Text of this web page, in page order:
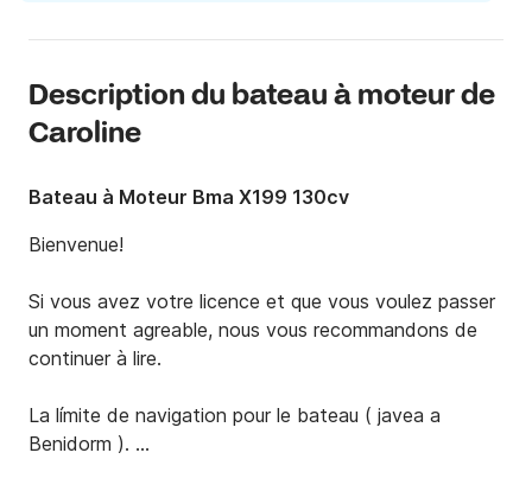
Description du bateau à moteur de
Caroline
Bateau à Moteur Bma X199 130cv
Bienvenue!
Si vous avez votre licence et que vous voulez passer
un moment agreable, nous vous recommandons de
continuer à lire.
La límite de navigation pour le bateau ( javea a
Benidorm ).